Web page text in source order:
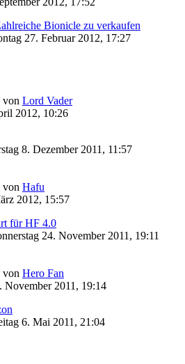
Bionicle zu verkaufen
27. Februar 2012, 17:27
von Lord Vader
2012, 10:26
8. Dezember 2011, 11:57
von Hafu
2012, 15:57
für HF 4.0
24. November 2011, 19:11
von Hero Fan
November 2011, 19:14
6. Mai 2011, 21:04